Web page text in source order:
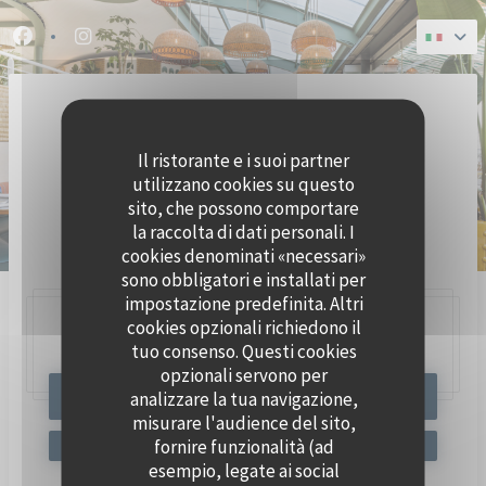
Personalizzazione delle tue scelte sui cookie
Il ristorante e i suoi partner
utilizzano cookies su questo
sito, che possono comportare
la raccolta di dati personali. I
cookies denominati «necessari»
sono obbligatori e installati per
impostazione predefinita. Altri
cookies opzionali richiedono il
tuo consenso. Questi cookies
opzionali servono per
analizzare la tua navigazione,
misurare l'audience del sito,
fornire funzionalità (ad
esempio, legate ai social
Facebook ((apre una nuova finestra))
Instagram ((apre una nuova finestra))
BRASSERIE SEAFOOD
47, Quai Charles Pasqua,92300 Levallois-Perret
PRENOTA